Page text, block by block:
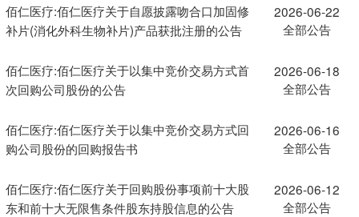
佰仁医疗:佰仁医疗关于自愿披露吻合口加固修
补片(消化外科生物补片)产品获批注册的公告
2026-06-22
全部公告
佰仁医疗:佰仁医疗关于以集中竞价交易方式首
次回购公司股份的公告
2026-06-18
全部公告
佰仁医疗:佰仁医疗关于以集中竞价交易方式回
购公司股份的回购报告书
2026-06-16
全部公告
佰仁医疗:佰仁医疗关于回购股份事项前十大股
东和前十大无限售条件股东持股信息的公告
2026-06-12
全部公告